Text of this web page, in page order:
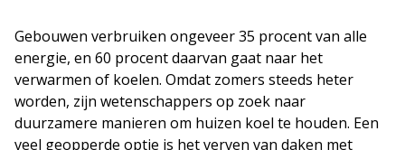
Gebouwen verbruiken ongeveer 35 procent van alle
energie, en 60 procent daarvan gaat naar het
verwarmen of koelen. Omdat zomers steeds heter
worden, zijn wetenschappers op zoek naar
duurzamere manieren om huizen koel te houden. Een
veel geopperde optie is het verven van daken met